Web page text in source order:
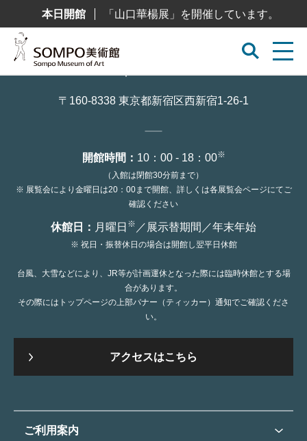
テ
本日開館 「山口華楊展」を開催しています。
〒160-8338 東京都新宿区西新宿1-26-1
開館時間： 10：00 - 18：00※
（入館は閉館30分前まで）
※ 展覧会により金曜日は20：00まで開館、詳しくは各展覧会ページにてご
確認ください
休館日： 月曜日 ※ ／展示替期間／年末年始
※ 祝日・振替休日の場合は開館し翌平日休館
台風、大雪などにより、JR等が計画運休となった際には臨時休館とする場
合があります。
その際にはトップページの上部バナー（ティッカー）通知でご確認くださ
い。
アクセスはこちら
ご利用案内